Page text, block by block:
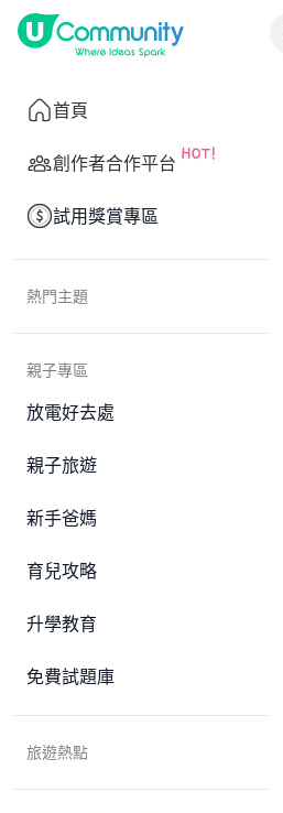
首頁
創作者合作平台
試用獎賞專區
熱門主題
親子專區
放電好去處
親子旅遊
新手爸媽
育兒攻略
升學教育
免費試題庫
旅遊熱點